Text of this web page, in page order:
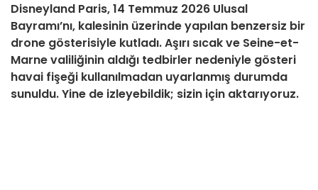
Disneyland Paris, 14 Temmuz 2026 Ulusal
Bayramı’nı, kalesinin üzerinde yapılan benzersiz bir
drone gösterisiyle kutladı. Aşırı sıcak ve Seine-et-
Marne valiliğinin aldığı tedbirler nedeniyle gösteri
havai fişeği kullanılmadan uyarlanmış durumda
sunuldu. Yine de izleyebildik; sizin için aktarıyoruz.